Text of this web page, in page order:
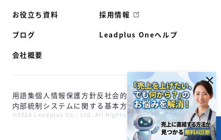
目次
お役立ち資料
ブログ
会社概要
採用情報
Leadplus Oneヘルプ
©2026 Leadplus Co., Ltd. All Rights Reserved.
用語集個人情報保護方針反社会的勢力に対する基本方針
内部統制システムに関する基本方針